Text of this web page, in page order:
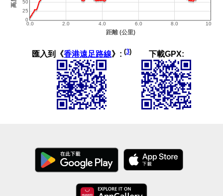
匯入到《香港遠足路線》: (3) 下載GPX: